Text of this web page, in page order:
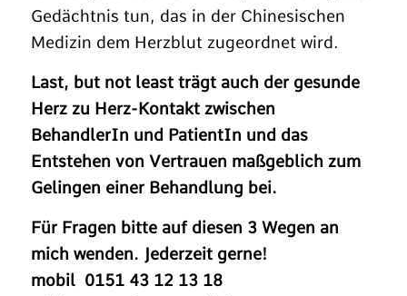
Gedächtnis tun, das in der Chinesischen
Medizin dem Herzblut zugeordnet wird.
Last, but not least trägt auch der gesunde
Herz zu Herz-Kontakt zwischen
BehandlerIn und PatientIn und das
Entstehen von Vertrauen maßgeblich zum
Gelingen einer Behandlung bei.
Für Fragen bitte auf diesen 3 Wegen an
mich wenden. Jederzeit gerne!
mobil 0151 43 12 13 18